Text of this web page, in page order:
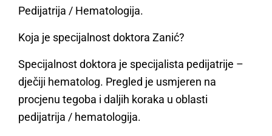
Pedijatrija / Hematologija.
Koja je specijalnost doktora Zanić?
Specijalnost doktora je specijalista pedijatrije –
dječiji hematolog. Pregled je usmjeren na
procjenu tegoba i daljih koraka u oblasti
pedijatrija / hematologija.